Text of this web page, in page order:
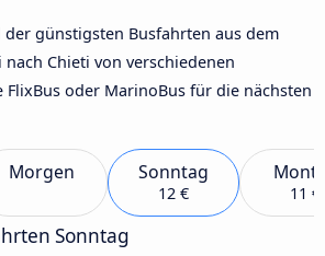
der günstigsten Busfahrten aus dem
Chieti von verschiedenen
FlixBus oder MarinoBus für die nächsten
Morgen Sonntag
12 € 11 €
Sonntag